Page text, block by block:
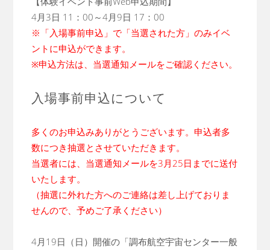
4月3日 11：00～4月9日 17：00
※「入場事前申込」で「当選された方」のみイベ
ントに申込ができます。
※申込方法は、当選通知メールをご確認ください。
入場事前申込について
多くのお申込みありがとうございます。申込者多
数につき抽選とさせていただきます。
当選者には、当選通知メールを3月25日までに送付
いたします。
（抽選に外れた方へのご連絡は差し上げておりま
せんので、予めご了承ください）
4月19日（日）開催の「調布航空宇宙センター一般